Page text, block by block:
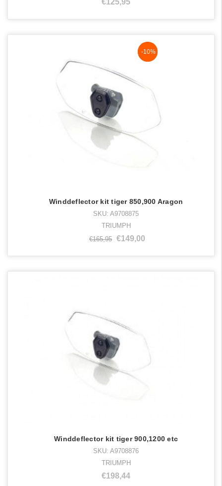
NaN%
-10%
Winddeflector kit tiger 850,900 Aragon
SKU: A9708875
TRIUMPH
€165,95 €149,00
Winddeflector kit tiger 900,1200 etc
SKU: A9708876
TRIUMPH
€198,44